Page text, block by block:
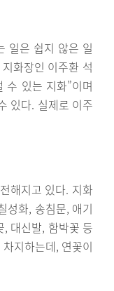
일은 쉽지 않은 일
화장인 이주환 석
수 있는 지화”이며
있다. 실제로 이주
해지고 있다. 지화
성화, 송침문, 애기
대신발, 함박꽃 등
지하는데, 연꽃이